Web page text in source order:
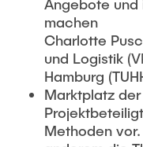
Angebote und
machen
Charlotte
und Logistik
Hamburg
Marktplatz
Methoden